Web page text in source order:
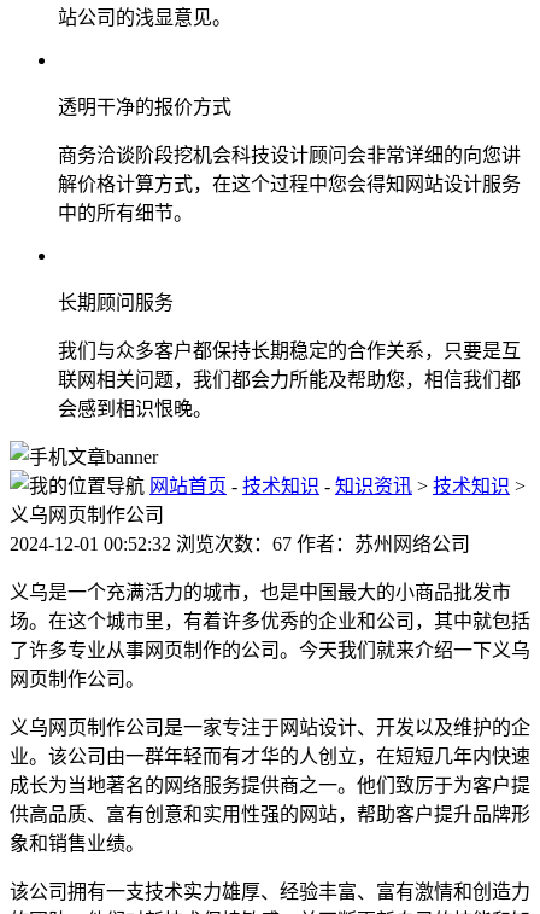
站公司的浅显意见。
透明干净的报价方式
商务洽谈阶段挖机会科技设计顾问会非常详细的向您讲
解价格计算方式，在这个过程中您会得知网站设计服务
中的所有细节。
长期顾问服务
我们与众多客户都保持长期稳定的合作关系，只要是互
联网相关问题，我们都会力所能及帮助您，相信我们都
会感到相识恨晚。
网站首页 - 技术知识 - 知识资讯 > 技术知识 >
义乌网页制作公司
2024-12-01 00:52:32 浏览次数：67 作者：苏州网络公司
义乌是一个充满活力的城市，也是中国最大的小商品批发市
场。在这个城市里，有着许多优秀的企业和公司，其中就包括
了许多专业从事网页制作的公司。今天我们就来介绍一下义乌
网页制作公司。
义乌网页制作公司是一家专注于网站设计、开发以及维护的企
业。该公司由一群年轻而有才华的人创立，在短短几年内快速
成长为当地著名的网络服务提供商之一。他们致厉于为客户提
供高品质、富有创意和实用性强的网站，帮助客户提升品牌形
象和销售业绩。
该公司拥有一支技术实力雄厚、经验丰富、富有激情和创造力